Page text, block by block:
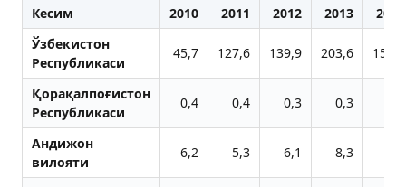
Кесим
2010 2011 2012 2013
2014
Ўзбекистон
Республикаси
45,7 127,6 139,9 203,6 154,1
Қорақалпоғистон
Республикаси
0,4 0,4 0,3 0,3
Aндижон
вилояти
6,2 5,3 6,1 8,3